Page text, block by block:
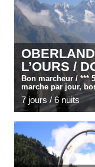
L’OURS /
Bon marcheur / ***
marche par jour,
7 jours / 6 nuits